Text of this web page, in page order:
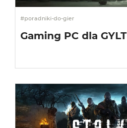
#poradniki-do-gier
Gaming PC dla GYLT